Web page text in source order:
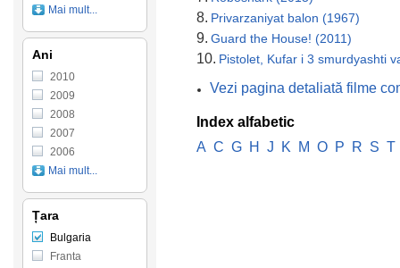
8. Privarzaniyat balon (1967)
9. Guard the House! (2011)
10. Pistolet, Kufar i 3 smurdyashti
Vezi pagina detaliată filme
Index alfabetic
A C G H J K M O P R S T
Mai mult...
Ani
2010
2009
2008
2007
2006
Mai mult...
Țara
Bulgaria
Franta